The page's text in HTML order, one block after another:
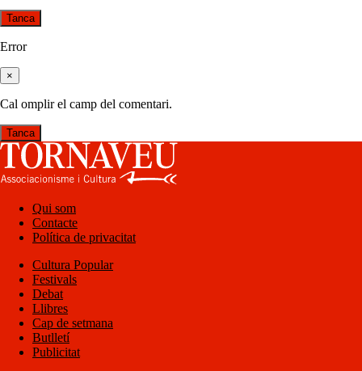
Tanca
Error
×
Cal omplir el camp del comentari.
Tanca
Qui som
Contacte
Política de privacitat
Cultura Popular
Festivals
Debat
Llibres
Cap de setmana
Butlletí
Publicitat